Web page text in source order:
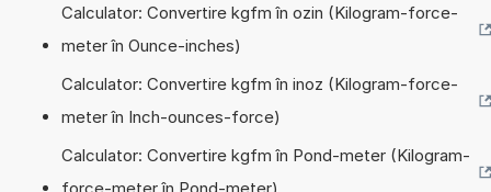
Calculator: Convertire kgfm în ozin (Kilogram-force-
meter în Ounce-inches)
Calculator: Convertire kgfm în inoz (Kilogram-force-
meter în Inch-ounces-force)
Calculator: Convertire kgfm în Pond-meter (Kilogram-
force-meter în Pond-meter)